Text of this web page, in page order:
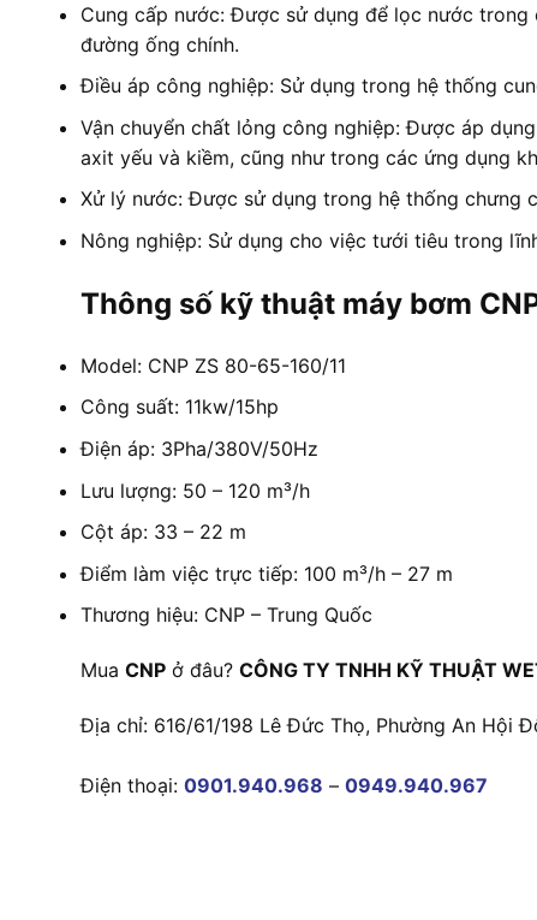
Cung cấp nước: Được sử dụng để lọc nước
đường ống chính.
Điều áp công nghiệp: Sử dụng trong hệ thống
Vận chuyển chất lỏng công nghiệp: Được áp
axit yếu và kiềm, cũng như trong các ứng dụng
Xử lý nước: Được sử dụng trong hệ thống chưng
Nông nghiệp: Sử dụng cho việc tưới tiêu trong
Thông số kỹ thuật máy bơm
Model: CNP ZS 80-65-160/11
Công suất: 11kw/15hp
Điện áp: 3Pha/380V/50Hz
Lưu lượng: 50 – 120 m³/h
Cột áp: 33 – 22 m
Điểm làm việc trực tiếp: 100 m³/h – 27 m
Thương hiệu: CNP – Trung Quốc
Mua CNP ở đâu? CÔNG TY TNHH KỸ THUẬT
Địa chỉ: 616/61/198 Lê Đức Thọ, Phường An Hội
Điện thoại: 0901.940.968 – 0949.940.967